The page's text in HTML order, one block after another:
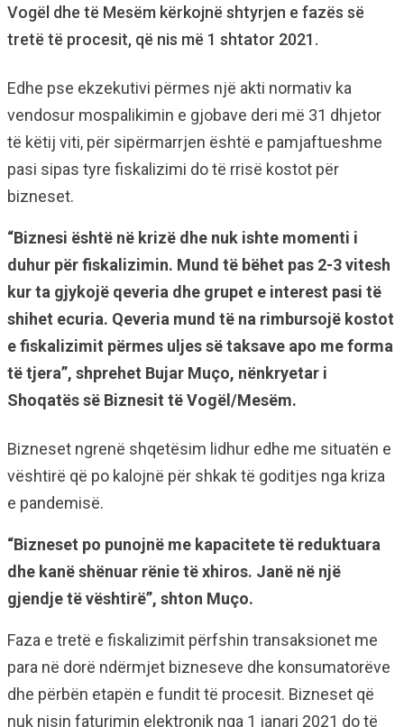
Vogël dhe të Mesëm kërkojnë shtyrjen e fazës së
tretë të procesit, që nis më 1 shtator 2021.
Edhe pse ekzekutivi përmes një akti normativ ka
vendosur mospalikimin e gjobave deri më 31 dhjetor
të këtij viti, për sipërmarrjen është e pamjaftueshme
pasi sipas tyre fiskalizimi do të rrisë kostot për
bizneset.
“Biznesi është në krizë dhe nuk ishte momenti i
duhur për fiskalizimin. Mund të bëhet pas 2-3 vitesh
kur ta gjykojë qeveria dhe grupet e interest pasi të
shihet ecuria. Qeveria mund të na rimbursojë kostot
e fiskalizimit përmes uljes së taksave apo me forma
të tjera”, shprehet Bujar Muço, nënkryetar i
Shoqatës së Biznesit të Vogël/Mesëm.
Bizneset ngrenë shqetësim lidhur edhe me situatën e
vështirë që po kalojnë për shkak të goditjes nga kriza
e pandemisë.
“Bizneset po punojnë me kapacitete të reduktuara
dhe kanë shënuar rënie të xhiros. Janë në një
gjendje të vështirë”, shton Muço.
Faza e tretë e fiskalizimit përfshin transaksionet me
para në dorë ndërmjet bizneseve dhe konsumatorëve
dhe përbën etapën e fundit të procesit. Bizneset që
nuk nisin faturimin elektronik nga 1 janari 2021 do të